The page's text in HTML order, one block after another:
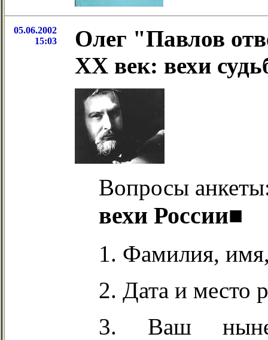
05.06.2002
15:03
Олег "Павлов
ХХ век: вехи
Вопросы
вехи России■
1. Фамилия,
2. Дата и место
3. Ваш